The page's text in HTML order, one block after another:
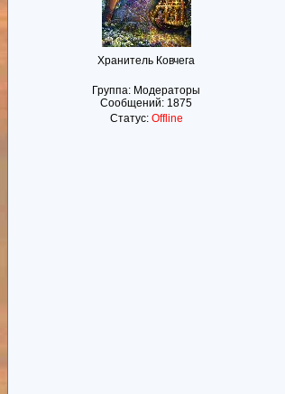
Хранитель Ковчега
Группа: Модераторы
Сообщений: 1875
Статус: Offline